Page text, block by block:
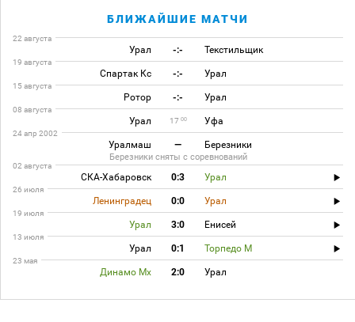
БЛИЖАЙШИЕ МАТЧИ
22 августа
Урал -:- Текстильщик
19 августа
Спартак Кс -:- Урал
15 августа
Ротор -:- Урал
08 августа
Урал 17 00 Уфа
24 апр 2002
Уралмаш — Березники
Березники сняты с соревнований
02 августа
СКА-Хабаровск 0:3 Урал
26 июля
Ленинградец 0:0 Урал
19 июля
Урал 3:0 Енисей
13 июля
Урал 0:1 Торпедо М
23 мая
Динамо Мх 2:0 Урал